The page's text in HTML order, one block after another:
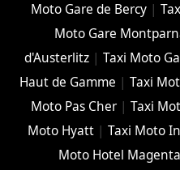
Moto Gare de Bercy |
Moto Gare
d'Austerlitz| Taxi Moto
Haut de Gamme | Taxi
Moto Pas Cher |Taxi
Moto Hyatt |Taxi Moto
Moto Hotel Magenta